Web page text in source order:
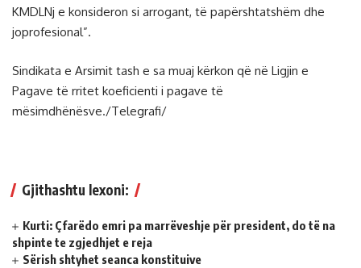
KMDLNj e konsideron si arrogant, të papërshtatshëm dhe
joprofesional”.
Sindikata e Arsimit tash e sa muaj kërkon që në Ligjin e
Pagave të rritet koeficienti i pagave të
mësimdhënësve./Telegrafi/
Gjithashtu lexoni:
Kurti: Çfarëdo emri pa marrëveshje për president, do të na
shpinte te zgjedhjet e reja
Sërish shtyhet seanca konstituive